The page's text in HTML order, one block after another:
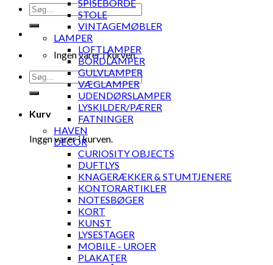
Søg
efter:
Ingen varer i kurven.
Søg
efter:
Kurv
Ingen varer i kurven.
SPISEBORDE
STOLE
VINTAGEMØBLER
LAMPER
LOFTLAMPER
BORDLAMPER
GULVLAMPER
VÆGLAMPER
UDENDØRSLAMPER
LYSKILDER/PÆRER
FATNINGER
HAVEN
DECOR
CURIOSITY OBJECTS
DUFTLYS
KNAGERÆKKER & STUMTJENERE
KONTORARTIKLER
NOTESBØGER
KORT
KUNST
LYSESTAGER
MOBILE - UROER
PLAKATER